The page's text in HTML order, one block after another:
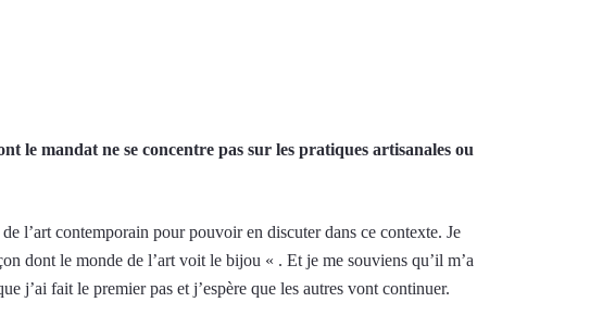
le mandat ne se concentre pas sur les pratiques artisanales ou
l’art contemporain pour pouvoir en discuter dans ce contexte. Je
dont le monde de l’art voit le bijou « . Et je me souviens qu’il m’a
j’ai fait le premier pas et j’espère que les autres vont continuer.